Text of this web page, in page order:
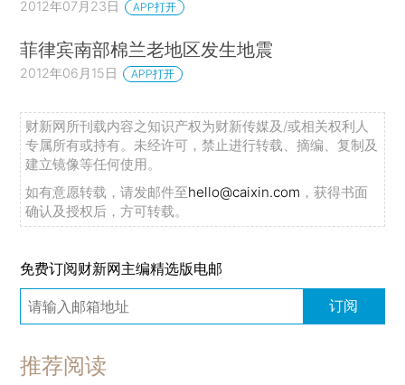
2012年07月23日 APP打开
菲律宾南部棉兰老地区发生地震
2012年06月15日 APP打开
财新网所刊载内容之知识产权为财新传媒及/或相关权利人
专属所有或持有。未经许可，禁止进行转载、摘编、复制及
建立镜像等任何使用。
如有意愿转载，请发邮件至hello@caixin.com ，获得书面
确认及授权后，方可转载。
免费订阅财新网主编精选版电邮
订阅
推荐阅读